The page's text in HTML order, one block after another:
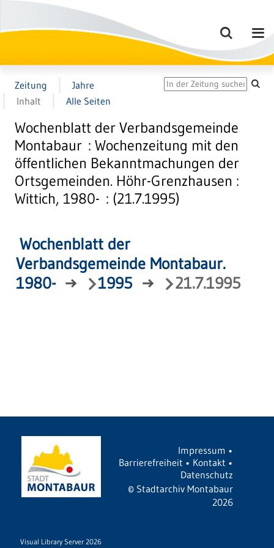
Zeitung
Jahre
Inhalt
Alle Seiten
Wochenblatt der Verbandsgemeinde
Montabaur : Wochenzeitung mit den
öffentlichen Bekanntmachungen der
Ortsgemeinden. Höhr-Grenzhausen :
Wittich, 1980- : (21.7.1995)
Wochenblatt der
Verbandsgemeinde Montabaur.
1980- → 1995 → 21.7.1995
Impressum •
Barrierefreiheit • Kontakt •
Datenschutz
© Stadtarchiv Montabaur
2026
Visual Library Server 2026